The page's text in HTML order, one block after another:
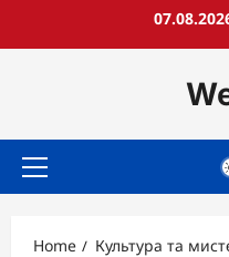
Primary
Home Культура та